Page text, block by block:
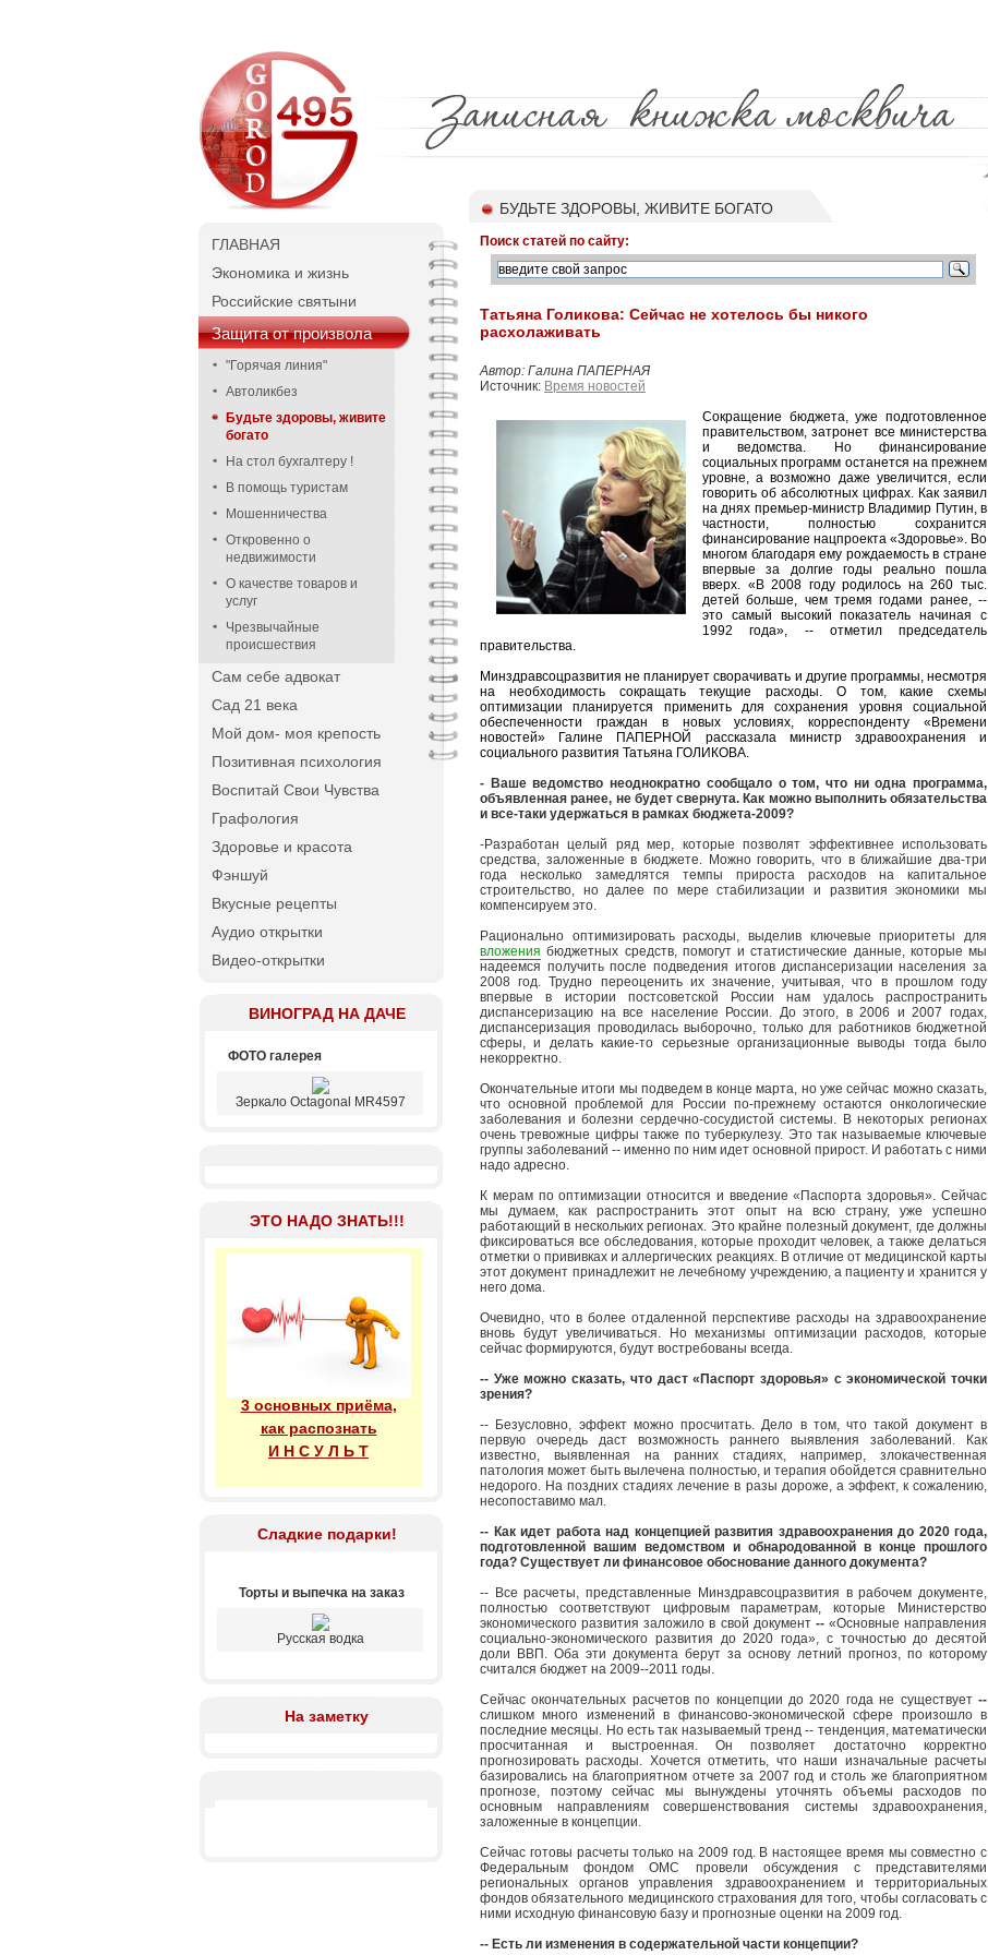
ГЛАВНАЯ
Экономика и жизнь
Российские святыни
Защита от произвола
"Горячая линия"
Автоликбез
Будьте здоровы, живите
богато
На стол бухгалтеру !
В помощь туристам
Мошенничества
Откровенно о
недвижимости
О качестве товаров и
услуг
Чрезвычайные
происшествия
Сам себе адвокат
Сад 21 века
Мой дом- моя крепость
Позитивная психология
Воспитай Свои Чувства
Графология
Здоровье и красота
Фэншуй
Вкусные рецепты
Аудио открытки
Видео-открытки
ВИНОГРАД НА ДАЧЕ
ФОТО галерея
Зеркало Octagonal MR4597
ЭТО НАДО ЗНАТЬ!!!
3 основных приёма,
как распознать
И Н С У Л Ь Т
Сладкие подарки!
Торты и выпечка на заказ
Русская водка
На заметку
БУДЬТЕ ЗДОРОВЫ, ЖИВИТЕ БОГАТО
Поиск статей по сайту:
Татьяна Голикова: Сейчас не хотелось бы никого
расхолаживать
Автор: Галина ПАПЕРНАЯ
Источник: Время новостей
Сокращение бюджета, уже подготовленное
правительством, затронет все министерства
и ведомства. Но финансирование
социальных программ останется на прежнем
уровне, а возможно даже увеличится, если
говорить об абсолютных цифрах. Как заявил
на днях премьер-министр Владимир Путин, в
частности, полностью сохранится
финансирование нацпроекта «Здоровье». Во
многом благодаря ему рождаемость в стране
впервые за долгие годы реально пошла
вверх. «В 2008 году родилось на 260 тыс.
детей больше, чем тремя годами ранее, --
это самый высокий показатель начиная с
1992 года», -- отметил председатель
правительства.
Минздравсоцразвития не планирует сворачивать и другие программы, несмотря
на необходимость сокращать текущие расходы. О том, какие схемы
оптимизации планируется применить для сохранения уровня социальной
обеспеченности граждан в новых условиях, корреспонденту «Времени
новостей» Галине ПАПЕРНОЙ рассказала министр здравоохранения и
социального развития Татьяна ГОЛИКОВА.
- Ваше ведомство неоднократно сообщало о том, что ни одна программа,
объявленная ранее, не будет свернута. Как можно выполнить обязательства
и все-таки удержаться в рамках бюджета-2009?
-Разработан целый ряд мер, которые позволят эффективнее использовать
средства, заложенные в бюджете. Можно говорить, что в ближайшие два-три
года несколько замедлятся темпы прироста расходов на капитальное
строительство, но далее по мере стабилизации и развития экономики мы
компенсируем это.
Рационально оптимизировать расходы, выделив ключевые приоритеты для
вложения бюджетных средств, помогут и статистические данные, которые мы
надеемся получить после подведения итогов диспансеризации населения за
2008 год. Трудно переоценить их значение, учитывая, что в прошлом году
впервые в истории постсоветской России нам удалось распространить
диспансеризацию на все население России. До этого, в 2006 и 2007 годах,
диспансеризация проводилась выборочно, только для работников бюджетной
сферы, и делать какие-то серьезные организационные выводы тогда было
некорректно.
Окончательные итоги мы подведем в конце марта, но уже сейчас можно сказать,
что основной проблемой для России по-прежнему остаются онкологические
заболевания и болезни сердечно-сосудистой системы. В некоторых регионах
очень тревожные цифры также по туберкулезу. Это так называемые ключевые
группы заболеваний -- именно по ним идет основной прирост. И работать с ними
надо адресно.
К мерам по оптимизации относится и введение «Паспорта здоровья». Сейчас
мы думаем, как распространить этот опыт на всю страну, уже успешно
работающий в нескольких регионах. Это крайне полезный документ, где должны
фиксироваться все обследования, которые проходит человек, а также делаться
отметки о прививках и аллергических реакциях. В отличие от медицинской карты
этот документ принадлежит не лечебному учреждению, а пациенту и хранится у
него дома.
Очевидно, что в более отдаленной перспективе расходы на здравоохранение
вновь будут увеличиваться. Но механизмы оптимизации расходов, которые
сейчас формируются, будут востребованы всегда.
-- Уже можно сказать, что даст «Паспорт здоровья» с экономической точки
зрения?
-- Безусловно, эффект можно просчитать. Дело в том, что такой документ в
первую очередь даст возможность раннего выявления заболеваний. Как
известно, выявленная на ранних стадиях, например, злокачественная
патология может быть вылечена полностью, и терапия обойдется сравнительно
недорого. На поздних стадиях лечение в разы дороже, а эффект, к сожалению,
несопоставимо мал.
-- Как идет работа над концепцией развития здравоохранения до 2020 года,
подготовленной вашим ведомством и обнародованной в конце прошлого
года? Существует ли финансовое обоснование данного документа?
-- Все расчеты, представленные Минздравсоцразвития в рабочем документе,
полностью соответствуют цифровым параметрам, которые Министерство
экономического развития заложило в свой документ -- «Основные направления
социально-экономического развития до 2020 года», с точностью до десятой
доли ВВП. Оба эти документа берут за основу летний прогноз, по которому
считался бюджет на 2009--2011 годы.
Сейчас окончательных расчетов по концепции до 2020 года не существует --
слишком много изменений в финансово-экономической сфере произошло в
последние месяцы. Но есть так называемый тренд -- тенденция, математически
просчитанная и выстроенная. Он позволяет достаточно корректно
прогнозировать расходы. Хочется отметить, что наши изначальные расчеты
базировались на благоприятном отчете за 2007 год и столь же благоприятном
прогнозе, поэтому сейчас мы вынуждены уточнять объемы расходов по
основным направлениям совершенствования системы здравоохранения,
заложенные в концепции.
Сейчас готовы расчеты только на 2009 год. В настоящее время мы совместно с
Федеральным фондом ОМС провели обсуждения с представителями
региональных органов управления здравоохранением и территориальных
фондов обязательного медицинского страхования для того, чтобы согласовать с
ними исходную финансовую базу и прогнозные оценки на 2009 год.
-- Есть ли изменения в содержательной части концепции?